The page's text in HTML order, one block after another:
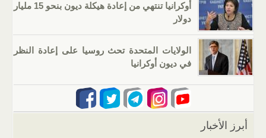
أوكرانيا تنتهي من إعادة هيكلة ديون بنحو 15 مليار
دولار
الولايات المتحدة تحث روسيا على إعادة النظر
في ديون أوكرانيا
أبرز الأخبار